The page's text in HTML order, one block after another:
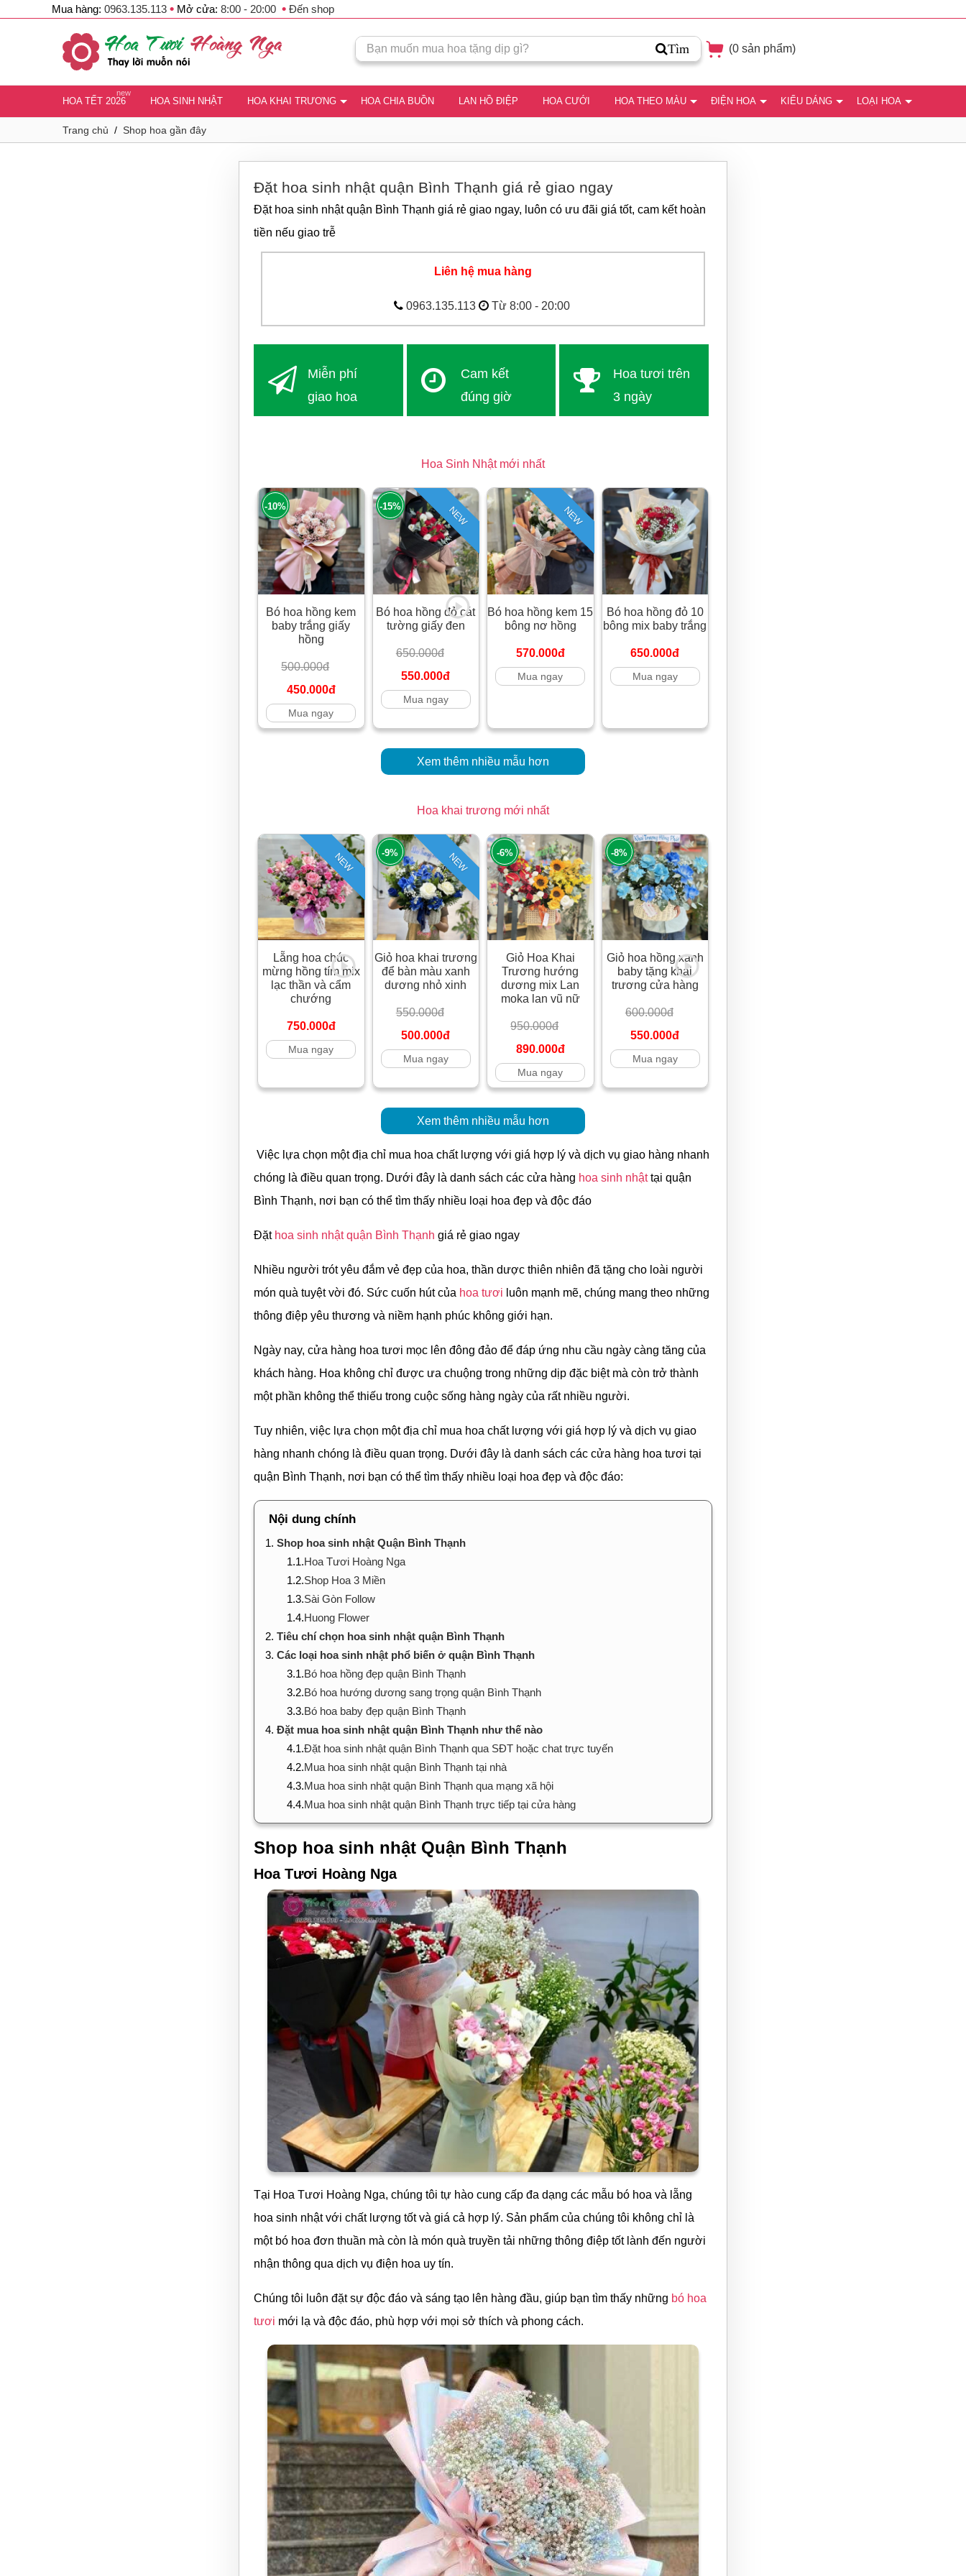
Mua hàng: 0963.135.113 • Mở cửa: 8:00 - 20:00 • Đến shop
Tìm (0 sản phẩm)
new
HOA TẾT 2026 HOA SINH NHẬT HOA KHAI TRƯƠNG HOA CHIA BUỒN LAN HỒ ĐIỆP HOA CƯỚI HOA THEO MÀU ĐIỆN HOA KIỂU DÁNG LOẠI HOA
Trang chủ / Shop hoa gần đây
Đặt hoa sinh nhật quận Bình Thạnh giá rẻ giao ngay
Đặt hoa sinh nhật quận Bình Thạnh giá rẻ giao ngay, luôn có ưu đãi giá tốt, cam kết hoàn
tiền nếu giao trễ
Liên hệ mua hàng
0963.135.113 Từ 8:00 - 20:00
Miễn phí
giao hoa
Cam kết
đúng giờ
Hoa tươi trên
3 ngày
Hoa Sinh Nhật mới nhất
-10%
Bó hoa hồng kem
baby trắng giấy
hồng
500.000đ
450.000đ
Mua ngay
NEW
-15%
Bó hoa hồng đỏ cát
tường giấy đen
650.000đ
550.000đ
Mua ngay
NEW
Bó hoa hồng kem 15
bông nơ hồng
570.000đ
Mua ngay
Bó hoa hồng đỏ 10
bông mix baby trắng
650.000đ
Mua ngay
Xem thêm nhiều mẫu hơn
Hoa khai trương mới nhất
NEW
Lẵng hoa chúc
mừng hồng tím mix
lạc thần và cẩm
chướng
750.000đ
Mua ngay
NEW
-9%
Giỏ hoa khai trương
để bàn màu xanh
dương nhỏ xinh
550.000đ
500.000đ
Mua ngay
-6%
Giỏ Hoa Khai
Trương hướng
dương mix Lan
moka lan vũ nữ
950.000đ
890.000đ
Mua ngay
-8%
Giỏ hoa hồng xanh
baby tặng khai
trương cửa hàng
600.000đ
550.000đ
Mua ngay
Xem thêm nhiều mẫu hơn
Việc lựa chọn một địa chỉ mua hoa chất lượng với giá hợp lý và dịch vụ giao hàng nhanh
chóng là điều quan trọng. Dưới đây là danh sách các cửa hàng hoa sinh nhậttại quận
Bình Thạnh, nơi bạn có thể tìm thấy nhiều loại hoa đẹp và độc đáo
Đặt hoa sinh nhật quận Bình Thạnh giá rẻ giao ngay
Nhiều người trót yêu đắm vẻ đẹp của hoa, thần dược thiên nhiên đã tặng cho loài người
món quà tuyệt vời đó. Sức cuốn hút của hoa tươi luôn mạnh mẽ, chúng mang theo những
thông điệp yêu thương và niềm hạnh phúc không giới hạn.
Ngày nay, cửa hàng hoa tươi mọc lên đông đảo để đáp ứng nhu cầu ngày càng tăng của
khách hàng. Hoa không chỉ được ưa chuộng trong những dịp đặc biệt mà còn trở thành
một phần không thể thiếu trong cuộc sống hàng ngày của rất nhiều người.
Tuy nhiên, việc lựa chọn một địa chỉ mua hoa chất lượng với giá hợp lý và dịch vụ giao
hàng nhanh chóng là điều quan trọng. Dưới đây là danh sách các cửa hàng hoa tươi tại
quận Bình Thạnh, nơi bạn có thể tìm thấy nhiều loại hoa đẹp và độc đáo:
Nội dung chính
1. Shop hoa sinh nhật Quận Bình Thạnh
1.1.Hoa Tươi Hoàng Nga
1.2.Shop Hoa 3 Miền
1.3.Sài Gòn Follow
1.4.Huong Flower
2. Tiêu chí chọn hoa sinh nhật quận Bình Thạnh
3. Các loại hoa sinh nhật phổ biến ở quận Bình Thạnh
3.1.Bó hoa hồng đẹp quận Bình Thạnh
3.2.Bó hoa hướng dương sang trọng quận Bình Thạnh
3.3.Bó hoa baby đẹp quận Bình Thạnh
4. Đặt mua hoa sinh nhật quận Bình Thạnh như thế nào
4.1.Đặt hoa sinh nhật quận Bình Thạnh qua SĐT hoặc chat trực tuyến
4.2.Mua hoa sinh nhật quận Bình Thạnh tại nhà
4.3.Mua hoa sinh nhật quận Bình Thạnh qua mạng xã hội
4.4.Mua hoa sinh nhật quận Bình Thạnh trực tiếp tại cửa hàng
Shop hoa sinh nhật Quận Bình Thạnh
Hoa Tươi Hoàng Nga
Tại Hoa Tươi Hoàng Nga, chúng tôi tự hào cung cấp đa dạng các mẫu bó hoa và lẵng
hoa sinh nhật với chất lượng tốt và giá cả hợp lý. Sản phẩm của chúng tôi không chỉ là
một bó hoa đơn thuần mà còn là món quà truyền tải những thông điệp tốt lành đến người
nhận thông qua dịch vụ điện hoa uy tín.
Chúng tôi luôn đặt sự độc đáo và sáng tạo lên hàng đầu, giúp bạn tìm thấy những bó hoa
tươi mới lạ và độc đáo, phù hợp với mọi sở thích và phong cách.